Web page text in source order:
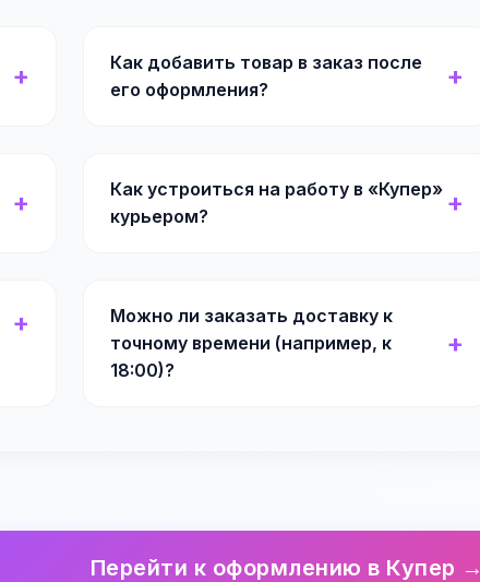
Как добавить товар в заказ после
его оформления?
Как устроиться на работу в «Купер»
курьером?
Можно ли заказать доставку к
точному времени (например, к
18:00)?
Перейти к оформлению в Купер →